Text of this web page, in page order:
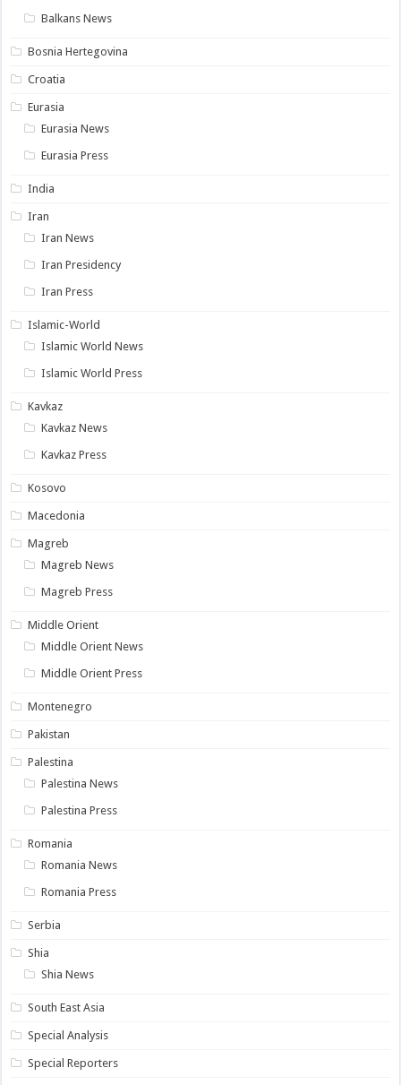
Balkans News
Bosnia Hertegovina
Croatia
Eurasia
Eurasia News
Eurasia Press
India
Iran
Iran News
Iran Presidency
Iran Press
Islamic-World
Islamic World News
Islamic World Press
Kavkaz
Kavkaz News
Kavkaz Press
Kosovo
Macedonia
Magreb
Magreb News
Magreb Press
Middle Orient
Middle Orient News
Middle Orient Press
Montenegro
Pakistan
Palestina
Palestina News
Palestina Press
Romania
Romania News
Romania Press
Serbia
Shia
Shia News
South East Asia
Special Analysis
Special Reporters